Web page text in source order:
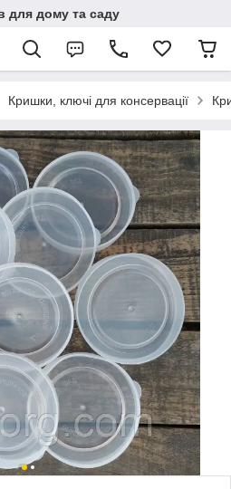
для дому та саду
Кришки, ключі для консервації